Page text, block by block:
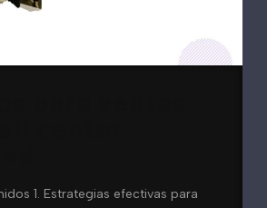
1. Estrategias efectivas para